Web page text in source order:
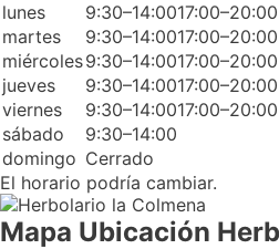
lunes
9:30–14:0017:00–20:00
martes
9:30–14:0017:00–20:00
miércoles9:30–14:0017:00–20:00
jueves
9:30–14:0017:00–20:00
viernes
9:30–14:0017:00–20:00
sábado
9:30–14:00
domingo Cerrado
El horario podría cambiar.
Mapa Ubicación